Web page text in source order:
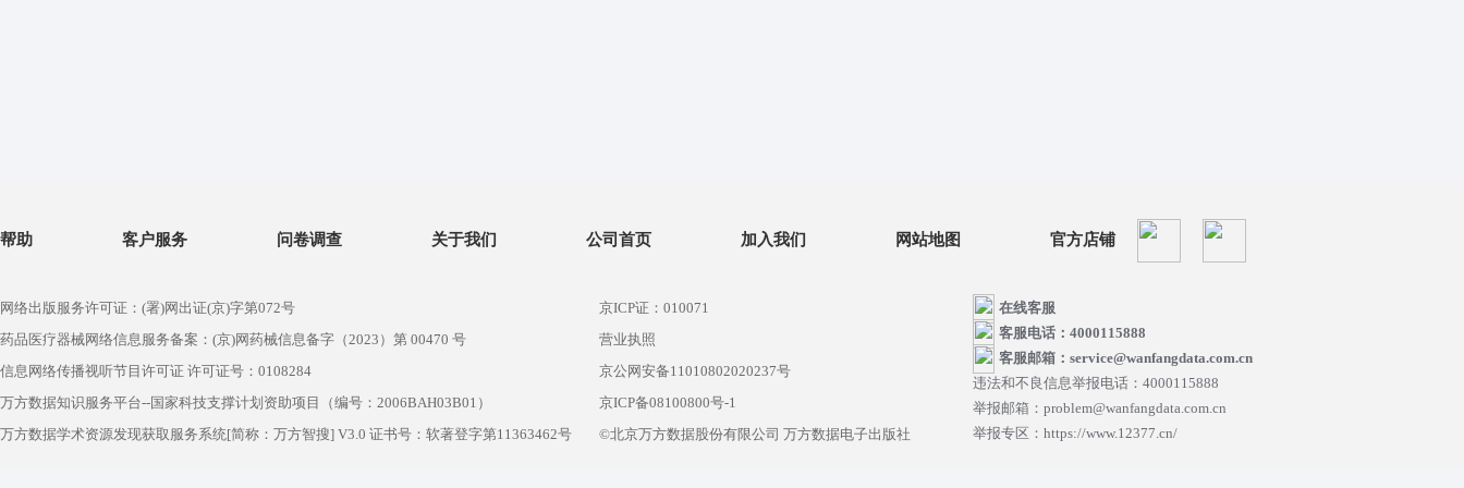
帮助 客户服务 问卷调查 关于我们 公司首页 加入我们 网站地图 官方店铺
网络出版服务许可证：(署)网出证(京)字第072号
药品医疗器械网络信息服务备案：(京)网药械信息备字（2023）第 00470 号
信息网络传播视听节目许可证 许可证号：0108284
万方数据知识服务平台--国家科技支撑计划资助项目（编号：2006BAH03B01）
万方数据学术资源发现获取服务系统[简称：万方智搜] V3.0 证书号：软著登字第11363462号
京ICP证：010071
营业执照
京公网安备11010802020237号
京ICP备08100800号-1
©北京万方数据股份有限公司 万方数据电子出版社
在线客服
客服电话：4000115888
客服邮箱：service@wanfangdata.com.cn
违法和不良信息举报电话：4000115888
举报邮箱：problem@wanfangdata.com.cn
举报专区：https://www.12377.cn/